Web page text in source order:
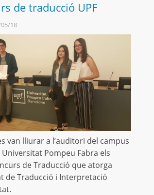
de traducció UPF
18
van lliurar a l’auditori del campus
Pompeu Fabra els
de Traducció que atorga
de Traducció i Interpretació